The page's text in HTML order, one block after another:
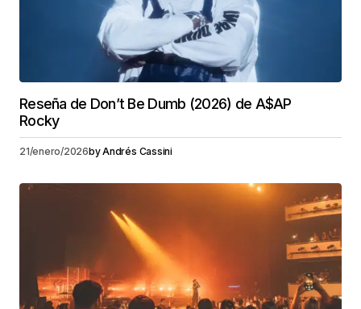
Reseña de Don’t Be Dumb (2026) de A$AP
Rocky
21/enero/2026byAndrés Cassini